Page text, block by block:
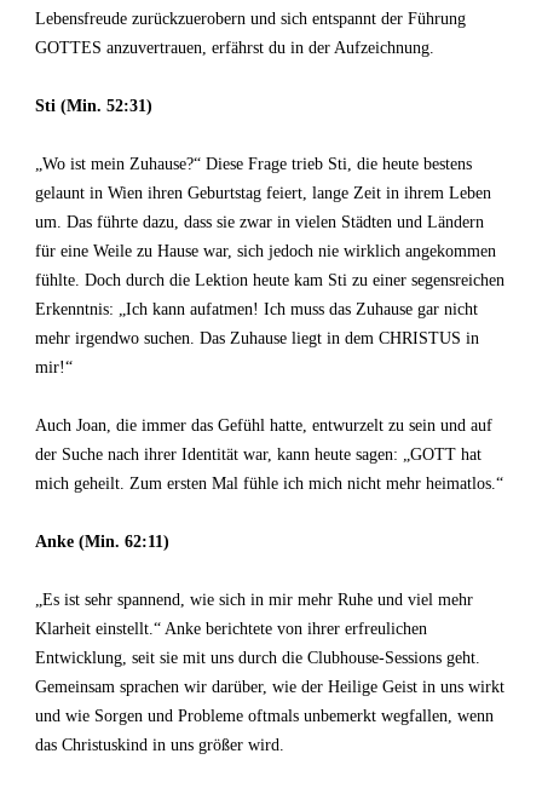
Lebensfreude zurückzuerobern und sich entspannt der Führung
GOTTES anzuvertrauen, erfährst du in der Aufzeichnung.
Sti (Min. 52:31)
„Wo ist mein Zuhause?“ Diese Frage trieb Sti, die heute bestens
gelaunt in Wien ihren Geburtstag feiert, lange Zeit in ihrem Leben
um. Das führte dazu, dass sie zwar in vielen Städten und Ländern
für eine Weile zu Hause war, sich jedoch nie wirklich angekommen
fühlte. Doch durch die Lektion heute kam Sti zu einer segensreichen
Erkenntnis: „Ich kann aufatmen! Ich muss das Zuhause gar nicht
mehr irgendwo suchen. Das Zuhause liegt in dem CHRISTUS in
mir!“
Auch Joan, die immer das Gefühl hatte, entwurzelt zu sein und auf
der Suche nach ihrer Identität war, kann heute sagen: „GOTT hat
mich geheilt. Zum ersten Mal fühle ich mich nicht mehr heimatlos.“
Anke (Min. 62:11)
„Es ist sehr spannend, wie sich in mir mehr Ruhe und viel mehr
Klarheit einstellt.“ Anke berichtete von ihrer erfreulichen
Entwicklung, seit sie mit uns durch die Clubhouse-Sessions geht.
Gemeinsam sprachen wir darüber, wie der Heilige Geist in uns wirkt
und wie Sorgen und Probleme oftmals unbemerkt wegfallen, wenn
das Christuskind in uns größer wird.